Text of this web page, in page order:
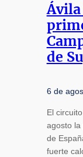
Ávila
de
6 de
El
agosto la
de
fuerte